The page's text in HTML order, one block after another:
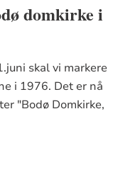
domkirke i
skal vi markere
i 1976. Det er nå
"Bodø Domkirke,